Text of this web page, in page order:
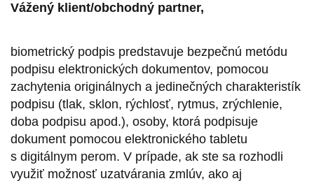
Vážený klient/obchodný partner,
biometrický podpis predstavuje bezpečnú metódu
podpisu elektronických dokumentov, pomocou
zachytenia originálnych a jedinečných charakteristík
podpisu (tlak, sklon, rýchlosť, rytmus, zrýchlenie,
doba podpisu apod.), osoby, ktorá podpisuje
dokument pomocou elektronického tabletu
s digitálnym perom. V prípade, ak ste sa rozhodli
využiť možnosť uzatvárania zmlúv, ako aj